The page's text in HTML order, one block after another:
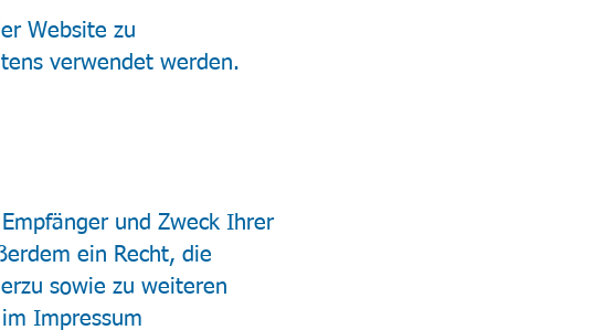
Website zu
verwendet werden.
und Zweck Ihrer
ein Recht, die
sowie zu weiteren
Impressum